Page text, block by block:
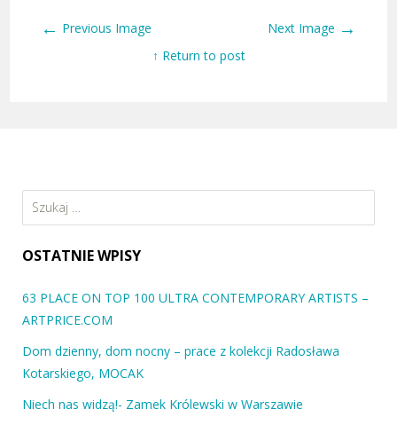
← Previous Image Next Image →
↑ Return to post
Szukaj:
OSTATNIE WPISY
63 PLACE ON TOP 100 ULTRA CONTEMPORARY ARTISTS –
ARTPRICE.COM
Dom dzienny, dom nocny – prace z kolekcji Radosława
Kotarskiego, MOCAK
Niech nas widzą!- Zamek Królewski w Warszawie